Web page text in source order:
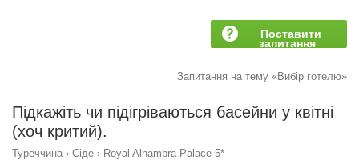
Поставити
запитання
Запитання на тему «Вибір готелю»
Підкажіть чи підігріваються басейни у ​​квітні
(хоч критий).
Туреччина › Сіде › Royal Alhambra Palace 5*